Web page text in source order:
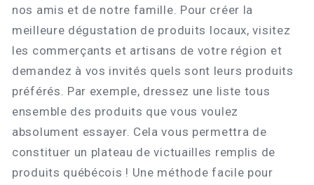
nos amis et de notre famille. Pour créer la
meilleure dégustation de produits locaux, visitez
les commerçants et artisans de votre région et
demandez à vos invités quels sont leurs produits
préférés. Par exemple, dressez une liste tous
ensemble des produits que vous voulez
absolument essayer. Cela vous permettra de
constituer un plateau de victuailles remplis de
produits québécois ! Une méthode facile pour